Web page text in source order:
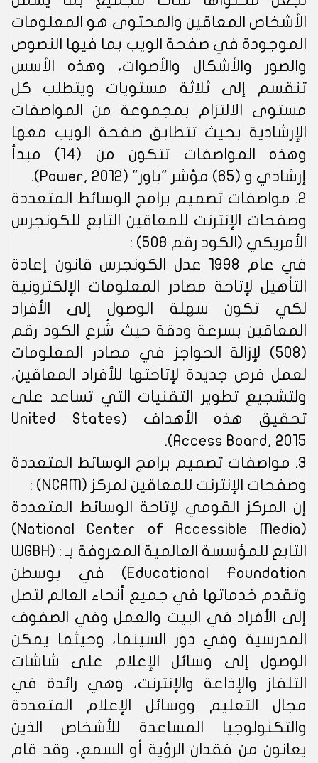
الأشخاص المعاقين والمحتوى هو المعلومات
الموجودة في صفحة الويب بما فيها النصوص
والصور والأشكال والأصوات، وهذه الأسس
تنقسم إلى ثلاثة مستويات ويتطلب كل
مستوى الالتزام بمجموعة من المواصفات
الإرشادية بحيث تتطابق صفحة الويب معها
وهذه المواصفات تتكون من (14) مبدأ
إرشادي و (65) مؤشر "باور" (Power, 2012).
2. مواصفات تصميم برامج الوسائط المتعددة
وصفحات الإنترنت للمعاقين التابع للكونجرس
الأمريكي (الكود رقم 508) :
في عام 1998 عدل الكونجرس قانون إعادة
التأهيل لإتاحة مصادر المعلومات الإلكترونية
لكي تكون سهلة الوصول إلى الأفراد
المعاقين بسرعة ودقة حيث شُرع الكود رقم
(508) لإزالة الحواجز في مصادر المعلومات
لعمل فرص جديدة لإتاحتها للأفراد المعاقين،
ولتشجيع تطوير التقنيات التي تساعد على
تحقيق هذه الأهداف (United States
Access Board, 2015).
3. مواصفات تصميم برامج الوسائط المتعددة
وصفحات الإنترنت للمعاقين لمركز (NCAM) :
إن المركز القومي لإتاحة الوسائط المتعددة
(National Center of Accessible Media)
التابع للمؤسسة العالمية المعروفة بـ : (WGBH
Educational Foundation) في بوسطن
وتقدم خدماتها في جميع أنحاء العالم لتصل
إلى الأفراد في البيت والعمل وفي الصفوف
المدرسية وفي دور السينما، وحيثما يمكن
الوصول إلى وسائل الإعلام على شاشات
التلفاز والإذاعة والإنترنت، وهي رائدة في
مجال التعليم ووسائل الإعلام المتعددة
والتكنولوجيا المساعدة للأشخاص الذين
يعانون من فقدان الرؤية أو السمع، وقد قام